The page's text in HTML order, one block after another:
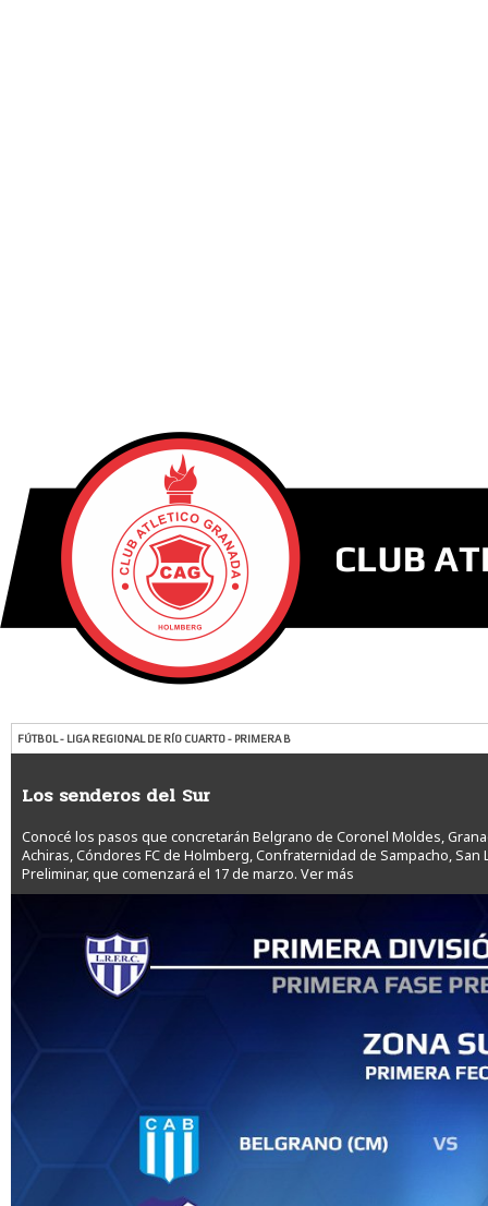
FÚTBOL - LIGA REGIONAL DE RÍO CUARTO - PRIMERA B
Los senderos del Sur
Conocé los pasos que concretarán Belgrano de Coronel Moldes,
Achiras, Cóndores FC de Holmberg, Confraternidad de Sampacho, San
Preliminar, que comenzará el 17 de marzo. Ver más